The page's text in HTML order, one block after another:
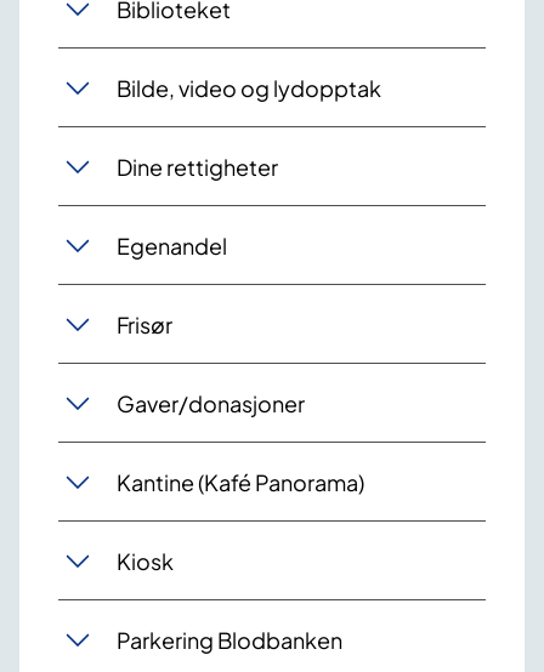
Biblioteket
Bilde, video og lydopptak
Dine rettigheter
Egenandel
Frisør
Gaver/donasjoner
Kantine (Kafé Panorama)
Kiosk
Parkering Blodbanken